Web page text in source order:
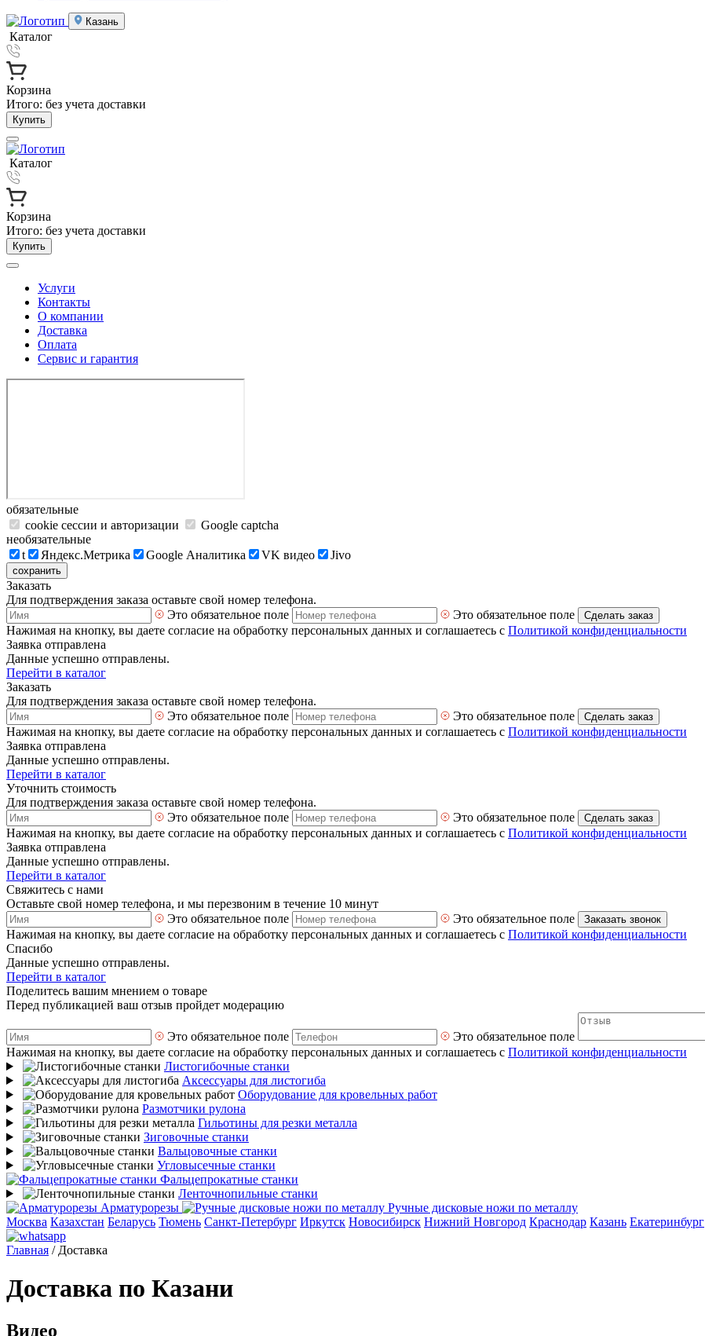
Казань
Каталог
Корзина
Итого: без учета доставки
Купить
Каталог
Корзина
Итого: без учета доставки
Купить
Услуги
Контакты
О компании
Доставка
Оплата
Сервис и гарантия
обязательные
cookie сессии и авторизации
Google captcha
необязательные
t
Яндекс.Метрика Google Аналитика VK видео Jivo
сохранить
Заказать
Для подтверждения заказа оставьте свой номер телефона.
Это обязательное поле
Это обязательное поле Сделать заказ
Нажимая на кнопку, вы даете согласие на обработку персональных данных и соглашаетесь с Политикой конфиденциальности
Заявка отправлена
Данные успешно отправлены.
Перейти в каталог
Заказать
Для подтверждения заказа оставьте свой номер телефона.
Это обязательное поле
Это обязательное поле Сделать заказ
Нажимая на кнопку, вы даете согласие на обработку персональных данных и соглашаетесь с Политикой конфиденциальности
Заявка отправлена
Данные успешно отправлены.
Перейти в каталог
Уточнить стоимость
Для подтверждения заказа оставьте свой номер телефона.
Это обязательное поле
Это обязательное поле Сделать заказ
Нажимая на кнопку, вы даете согласие на обработку персональных данных и соглашаетесь с Политикой конфиденциальности
Заявка отправлена
Данные успешно отправлены.
Перейти в каталог
Свяжитесь с нами
Оставьте свой номер телефона, и мы перезвоним в течение 10 минут
Это обязательное поле
Это обязательное поле Заказать звонок
Нажимая на кнопку, вы даете согласие на обработку персональных данных и соглашаетесь с Политикой конфиденциальности
Спасибо
Данные успешно отправлены.
Перейти в каталог
Поделитесь вашим мнением о товаре
Перед публикацией ваш отзыв пройдет модерацию
Это обязательное поле Это обязательное поле
Нажимая на кнопку, вы даете согласие на обработку персональных данных и соглашаетесь с Политикой конфиденциальности
Листогибочные станки
Аксессуары для листогиба
Оборудование для кровельных работ
Размотчики рулона
Гильотины для резки металла
Зиговочные станки
Вальцовочные станки
Угловысечные станки
Фальцепрокатные станки
Ленточнопильные станки
Арматурорезы
Ручные дисковые ножи по металлу
Москва Казахстан Беларусь Тюмень Санкт-Петербург Иркутск Новосибирск Нижний Новгород Краснодар Казань Екатеринбург
Главная / Доставка
Доставка по Казани
Видео